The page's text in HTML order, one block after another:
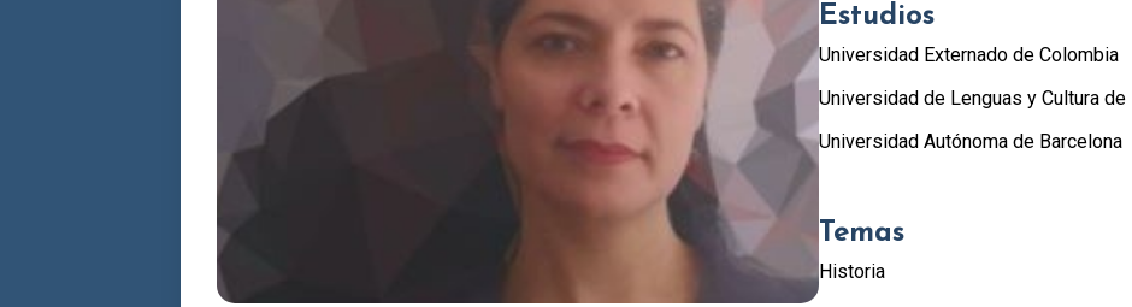
Estudios
Universidad Externado de Colombia
Universidad de Lenguas y Cultura de
Universidad Autónoma de Barcelona
Temas
Historia